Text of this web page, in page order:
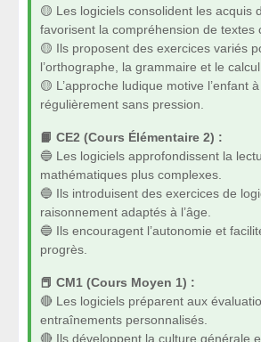
🟡 Les logiciels consolident les acquis
favorisent la compréhension de textes
🟡 Ils proposent des exercices variés
l’orthographe, la grammaire et le
🟡 L’approche ludique motive l’enfant
régulièrement sans pression.
📙 CE2 (Cours Élémentaire 2) :
🔵 Les logiciels approfondissent la
mathématiques plus complexes.
🔵 Ils introduisent des exercices de
raisonnement adaptés à l’âge.
🔵 Ils encouragent l’autonomie et
progrès.
📕 CM1 (Cours Moyen 1) :
🔴 Les logiciels préparent aux
entraînements personnalisés.
🔴 Ils développent la culture générale